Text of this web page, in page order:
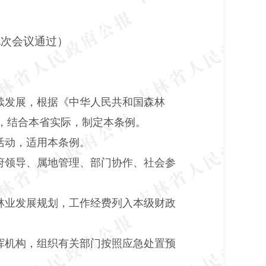
会议通过）
展，根据《中华人民共和国森林
合本省实际，制定本条例。
，适用本条例。
导、属地管理、部门协作、社会参
发展规划，工作经费列入本级财政
构，组织有关部门按照应急处置预